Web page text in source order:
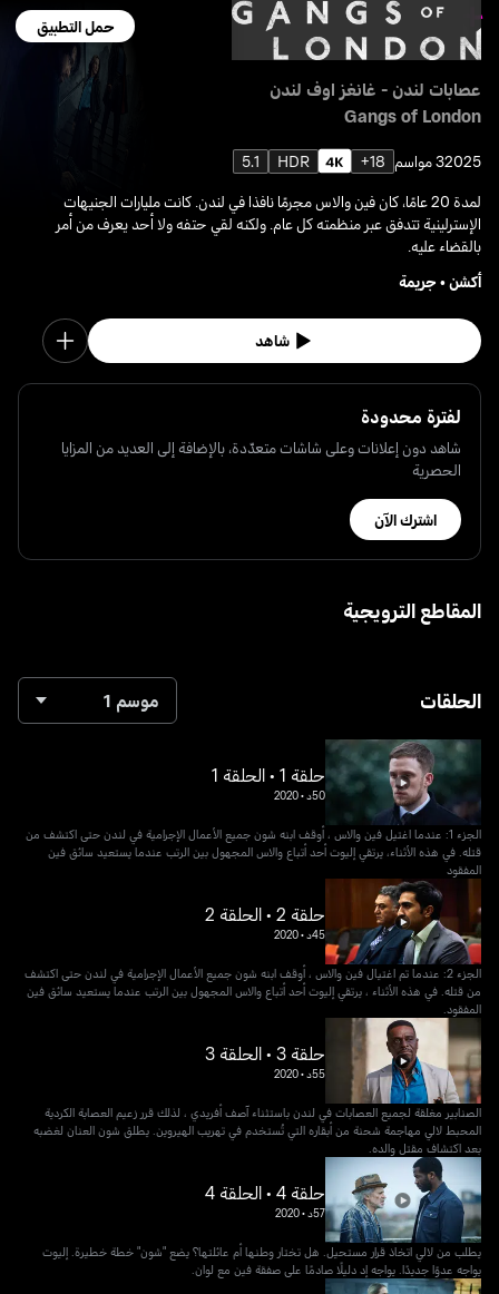
حمل التطبيق
عصابات لندن - غانغز اوف لندن
Gangs of London
20253 مواسم 18+
HDR
5.1
لمدة 20 عامًا، كان فين والاس مجرمًا نافذا في لندن. كانت مليارات الجنيهات
الإسترلينية تتدفق عبر منظمته كل عام. ولكنه لقي حتفه ولا أحد يعرف من أمر
بالقضاء عليه.
أكشن• جريمة
شاهد
لفترة محدودة
شاهد دون إعلانات وعلى شاشات متعدّدة، بالإضافة إلى العديد من المزايا
الحصرية
اشترك الآن
المقاطع الترويجية
الحلقات موسم 1
حلقة 1 • الحلقة 1
50د •
2020
الجزء 1: عندما اغتيل فين والاس ، أوقف ابنه شون جميع الأعمال الإجرامية في لندن حتى اكتشف من
قتله. في هذه الأثناء، يرتقي إليوت أحد أتباع والاس المجهول بين الرتب عندما يستعيد سائق فين
المفقود
حلقة 2 • الحلقة 2
45د •
2020
الجزء 2: عندما تم اغتيال فين والاس ، أوقف ابنه شون جميع الأعمال الإجرامية في لندن حتى اكتشف
من قتله. في هذه الأثناء ، يرتقي إليوت أحد أتباع والاس المجهول بين الرتب عندما يستعيد سائق فين
المفقود.
حلقة 3 • الحلقة 3
55د •
2020
الصنابير مغلقة لجميع العصابات في لندن باستثناء آصف أفريدي ، لذلك قرر زعيم العصابة الكردية
المحبط لالي مهاجمة شحنة من أبقاره التي تُستخدم في تهريب الهيروين. يطلق شون العنان لغضبه
بعد اكتشاف مقتل والده.
حلقة 4 • الحلقة 4
57د •
2020
يطلب من لالي اتخاذ قرار مستحيل. هل تختار وطنها أم عائلتها؟ يضع "شون" خطة خطيرة. إليوت
يواجه عدوًا جديدًا. يواجه إد دليلًا صادمًا على صفقة فين مع لوان.